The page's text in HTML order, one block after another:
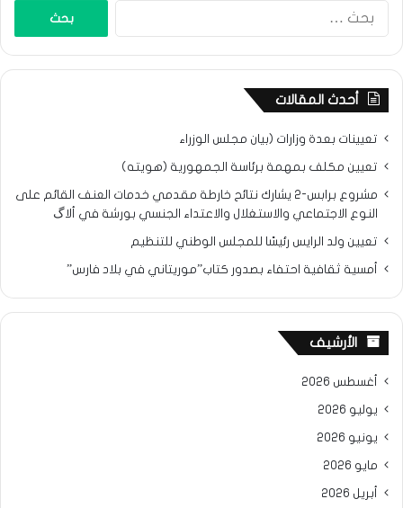
أحدث المقالات
تعيينات بعدة وزارات (بيان مجلس الوزراء
تعيين مكلف بمهمة برئاسة الجمهورية (هويته)
مشروع برابس-2 يشارك نتائح خارطة مقدمي خدمات العنف القائم على
النوع الاجتماعي والاستغلال والاعتداء الجنسي بورشة في ألاگ
تعيين ولد الرايس رئيسًا للمجلس الوطني للتنظيم
أمسية ثقافية احتفاء بصدور كتاب”موريتاني في بلاد فارس”
الأرشيف
أغسطس 2026
يوليو 2026
يونيو 2026
مايو 2026
أبريل 2026